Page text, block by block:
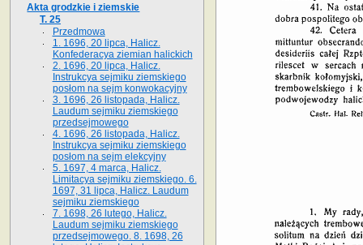
Akta grodzkie i ziemskie
T. 25
Przedmowa
1. 1696, 20 lipca, Halicz.
Konfederacya ziemian halickich
2. 1696, 20 lipca, Halicz.
Instrukcya sejmiku ziemskiego
posłom na sejm konwokacyjny
3. 1696, 26 listopada, Halicz.
Laudum sejmiku ziemskiego
przedsejmowego
4. 1696, 26 listopada, Halicz.
Instrukcya sejmiku ziemskiego
posłom na sejm elekcyjny
5. 1697, 4 marca, Halicz.
Limitacya sejmiku ziemskiego. 6.
1697, 31 lipca, Halicz. Laudum
sejmiku ziemskiego
7. 1698, 26 lutego, Halicz.
Laudum sejmiku ziemskiego
przedsejmowego. 8. 1698, 26